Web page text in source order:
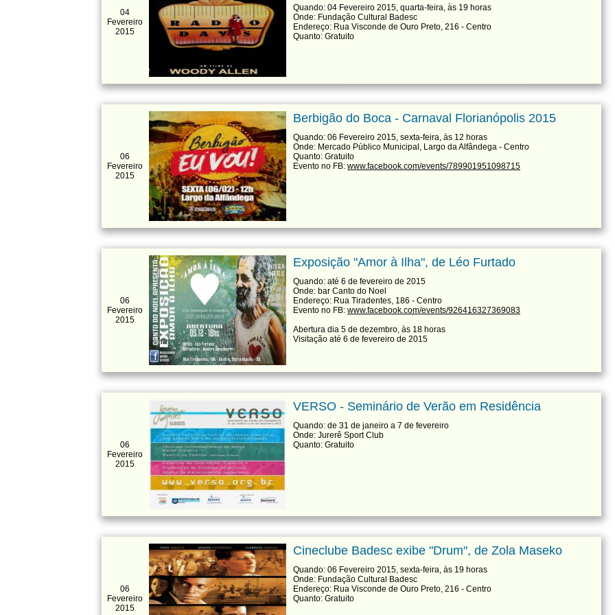
04
Fevereiro
2015
Quando: 04 Fevereiro 2015, quarta-feira, às 19 horas
Onde: Fundação Cultural Badesc
Endereço: Rua Visconde de Ouro Preto, 216 - Centro
Quanto: Gratuito
06
Fevereiro
2015
Berbigão do Boca - Carnaval Florianópolis 2015
Quando: 06 Fevereiro 2015, sexta-feira, às 12 horas
Onde: Mercado Público Municipal, Largo da Alfândega - Centro
Quanto: Gratuito
Evento no FB: www.facebook.com/events/789901951098715
06
Fevereiro
2015
Exposição "Amor à Ilha", de Léo Furtado
Quando: até 6 de fevereiro de 2015
Onde: bar Canto do Noel
Endereço: Rua Tiradentes, 186 - Centro
Evento no FB: www.facebook.com/events/926416327369083
Abertura dia 5 de dezembro, às 18 horas
Visitação até 6 de fevereiro de 2015
06
Fevereiro
2015
VERSO - Seminário de Verão em Residência
Quando: de 31 de janeiro a 7 de fevereiro
Onde: Jurerê Sport Club
Quanto: Gratuito
06
Fevereiro
2015
Cineclube Badesc exibe "Drum", de Zola Maseko
Quando: 06 Fevereiro 2015, sexta-feira, às 19 horas
Onde: Fundação Cultural Badesc
Endereço: Rua Visconde de Ouro Preto, 216 - Centro
Quanto: Gratuito